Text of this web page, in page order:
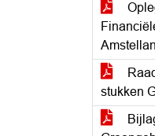
stukken